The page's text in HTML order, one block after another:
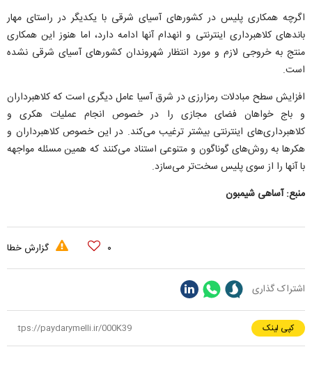
اگرچه همکاری پلیس در کشور‌های آسیای شرقی با یکدیگر در راستای مهار
باند‌های کلاهبرداری اینترنتی و انهدام آنها ادامه دارد، اما هنوز این همکاری
منتج به خروجی لازم و مورد انتظار شهروندان کشور‌های آسیای شرقی نشده
است.
افزایش سطح مبادلات رمزارزی در شرق آسیا عامل دیگری است که کلاهبرداران
و باج خواهان فضای مجازی را در خصوص انجام عملیات هکری و
کلاهبرداری‌های اینترنتی بیشتر ترغیب می‌کند. در این خصوص کلاهبرداران و
هکر‌ها به روش‌های گوناگون و متنوعی استناد می‌کنند که همین مسئله مواجهه
با آنها را از سوی پلیس سخت‌تر می‌سازد.
منبع: آساهی شیمبون
۰ گزارش خطا
اشتراک گذاری
کپی لینک